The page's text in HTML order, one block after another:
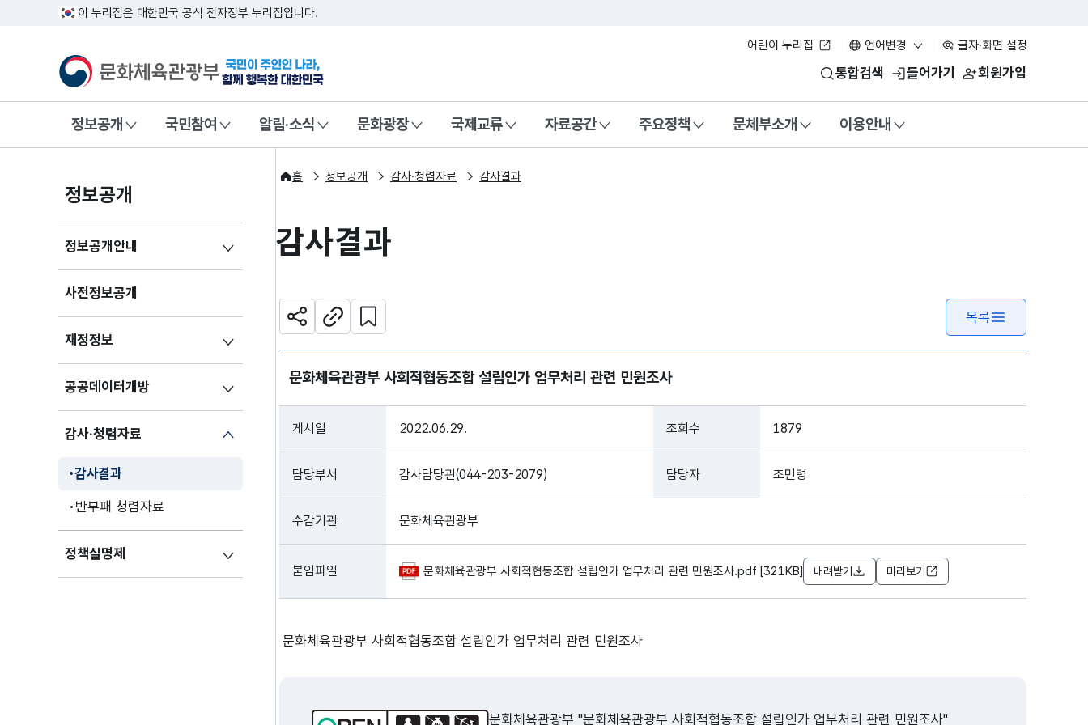
이 누리집은 대한민국 공식 전자정부 누리집입니다.
어린이 누리집 언어변경 글자·화면 설정
문화체육관광부국민이 주인인 나라, 함께 행복한 대한민국 통합검색 들어가기 회원가입
정보공개 국민참여 알림·소식 문화광장 국제교류 자료공간 주요정책 문체부소개 이용안내
정보공개
정보공개안내
사전정보공개
재정정보
공공데이터개방
감사·청렴자료
감사결과
반부패 청렴자료
정책실명제
홈 정보공개 감사·청렴자료 감사결과
감사결과
공유하기주소복사
관심 콘텐츠 설정하기
목록
문화체육관광부 사회적협동조합 설립인가 업무처리 관련 민원조사
게시일 2022.06.29. 조회수 1879
담당부서 감사담당관(044-203-2079) 담당자 조민령
수감기관 문화체육관광부
붙임파일 문화체육관광부 사회적협동조합 설립인가 업무처리 관련 민원조사.pdf [321KB] 내려받기 미리보기
문화체육관광부 사회적협동조합 설립인가 업무처리 관련 민원조사
문화체육관광부 "문화체육관광부 사회적협동조합 설립인가 업무처리 관련 민원조사"